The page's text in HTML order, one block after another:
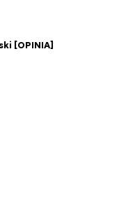
[OPINIA]